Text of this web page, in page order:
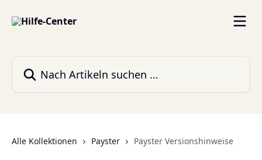
Alle Kollektionen Payster Payster Versionshinweise